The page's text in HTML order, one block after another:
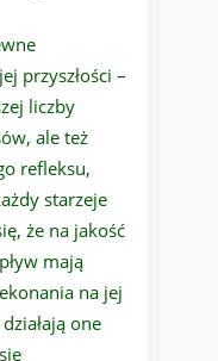
przyszłości –
liczby
ale też
refleksu,
starzeje
że na jakość
mają
na jej
one